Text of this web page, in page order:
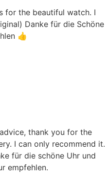
for the beautiful watch. I
Danke für die Schöne
👍
thank you for the
I can only recommend it.
für die schöne Uhr und
empfehlen.